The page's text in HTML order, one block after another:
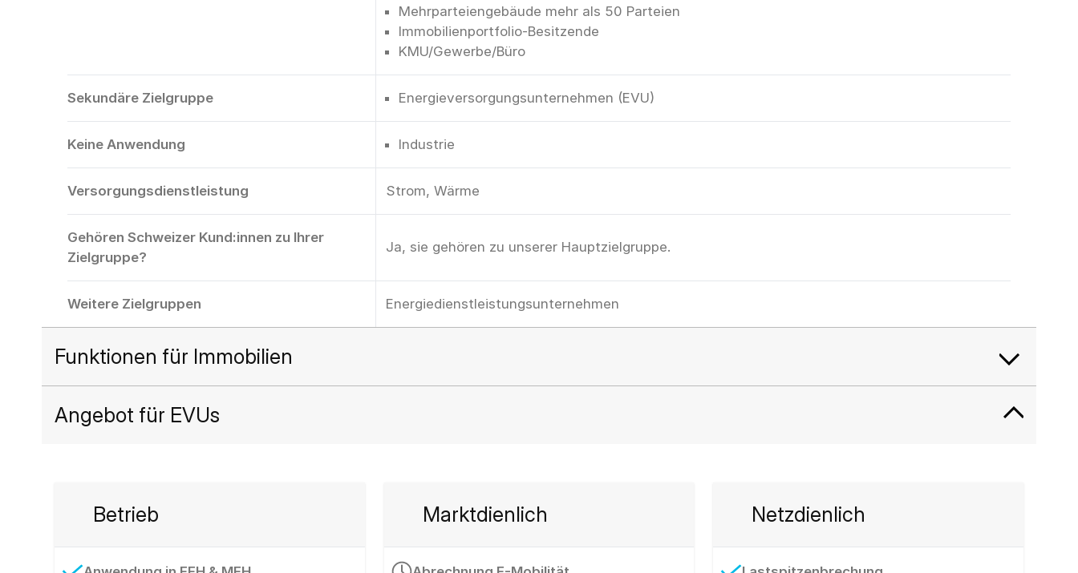
Mehrparteiengebäude mehr als 50 Parteien
Immobilienportfolio-Besitzende
KMU/Gewerbe/Büro
Sekundäre Zielgruppe Energieversorgungsunternehmen (EVU)
Keine Anwendung Industrie
Versorgungsdienstleistung Strom, Wärme
Gehören Schweizer Kund:innen zu Ihrer
Zielgruppe?
Ja, sie gehören zu unserer Hauptzielgruppe.
Weitere Zielgruppen Energiedienstleistungsunternehmen
Funktionen für Immobilien
Angebot für EVUs
Betrieb Marktdienlich Netzdienlich